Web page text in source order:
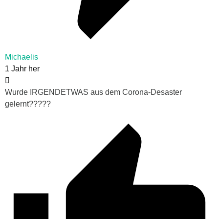
Michaelis
1 Jahr her
Wurde IRGENDETWAS aus dem Corona-Desaster
gelernt?????